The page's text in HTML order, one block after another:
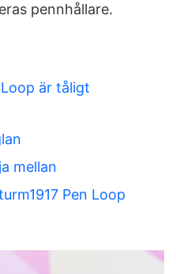
pennhållare.
är tåligt
mellan
Pen Loop